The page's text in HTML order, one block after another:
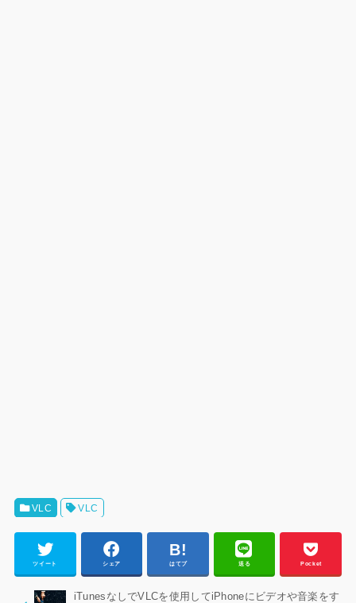
VLC VLC
ツイート シェア はてブ 送る Pocket
iTunesなしでVLCを使用してiPhoneにビデオや音楽をす